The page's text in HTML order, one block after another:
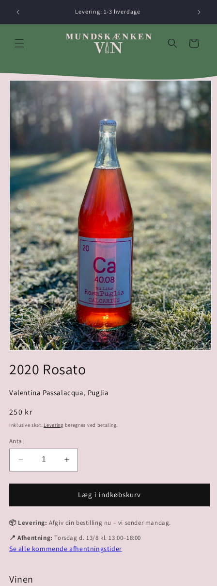
indhold
Levering: 1-3 hverdage
Indkøbskurv
2020 Rosato
Valentina Passalacqua, Puglia
Normalpris
250 kr
Inklusive skat. Levering beregnes ved betaling.
Antal
Reducer
antallet
for
Rosato
Øg
antallet
for
2020
Rosato
Læg i indkøbskurv
📦 Levering:Afgiv din bestilling nu – vi sender mandag.
📍 Afhentning: Torsdag d. 13/8 kl. 13:00–18:00
Se alle kommende afhentningstider
Vinen